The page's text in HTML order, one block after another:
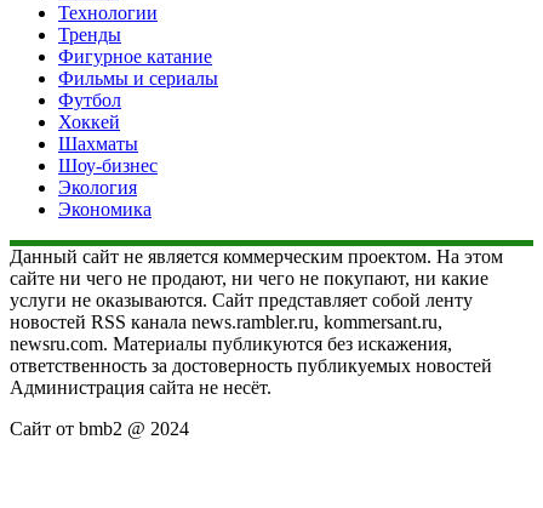
Технологии
Тренды
Фигурное катание
Фильмы и сериалы
Футбол
Хоккей
Шахматы
Шоу-бизнес
Экология
Экономика
Данный сайт не является коммерческим проектом. На этом
сайте ни чего не продают, ни чего не покупают, ни какие
услуги не оказываются. Сайт представляет собой ленту
новостей RSS канала news.rambler.ru, kommersant.ru,
newsru.com. Материалы публикуются без искажения,
ответственность за достоверность публикуемых новостей
Администрация сайта не несёт.
Сайт от bmb2 @ 2024